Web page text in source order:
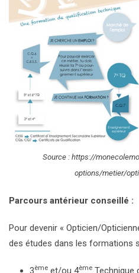
Source : https://
options/metier/
Parcours antérieur conseillé :
Pour devenir « Opticien/
des études dans les formations
3ème et/ou 4ème Technique